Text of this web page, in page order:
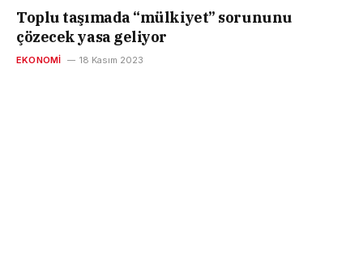
Toplu taşımada “mülkiyet” sorununu
çözecek yasa geliyor
EKONOMI 18 Kasım 2023